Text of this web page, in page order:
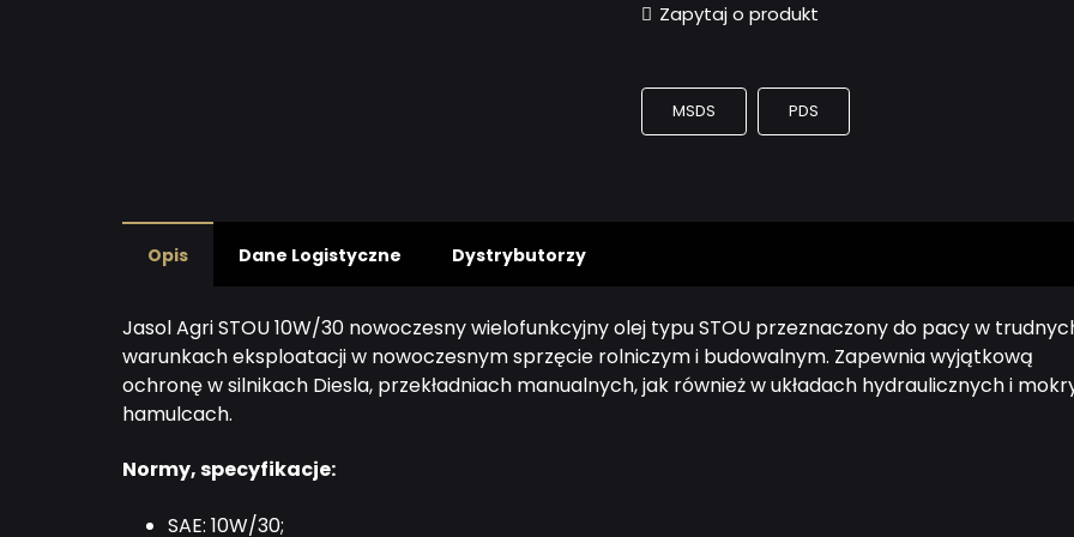
Zapytaj o produkt
MSDS PDS
Opis Dane Logistyczne Dystrybutorzy
Jasol Agri STOU 10W/30 nowoczesny wielofunkcyjny olej typu STOU przeznaczony do pacy w
warunkach eksploatacji w nowoczesnym sprzęcie rolniczym i budowalnym. Zapewnia wyjątkową
ochronę w silnikach Diesla, przekładniach manualnych, jak również w układach hydraulicznych i
hamulcach.
Normy, specyfikacje:
SAE: 10W/30;